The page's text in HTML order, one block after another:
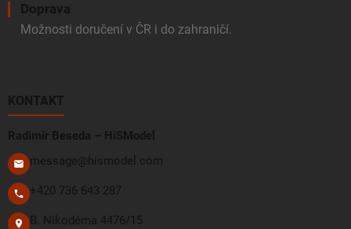
Doprava
Možnosti doručení v ČR i do zahraničí.
KONTAKT
Radimír Beseda – HiSModel
message@hismodel.com
+420 736 643 287
B. Nikodéma 4476/15